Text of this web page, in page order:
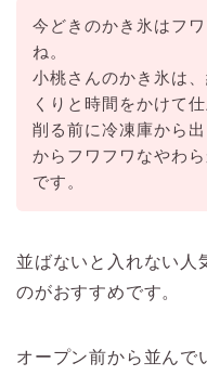
今どきのかき氷はフ
ね。
小桃さんのかき氷は
くりと時間をかけて
削る前に冷凍庫から
からフワフワなやわ
です。
並ばないと入れない人
のがおすすめです。
オープン前から並んで